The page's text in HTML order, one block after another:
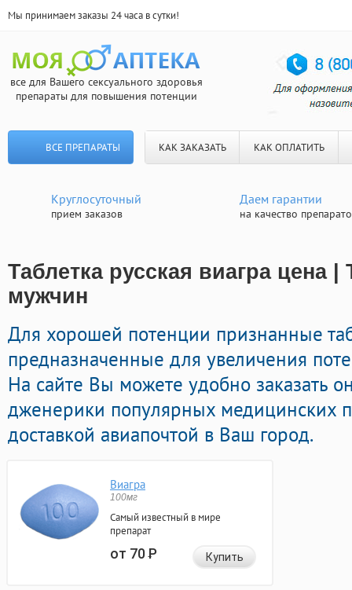
Мы принимаем заказы 24 часа в сутки!
все для Вашего сексуального здоровья
препараты для повышения потенции
ВСЕ ПРЕПАРАТЫ КАК ЗАКАЗАТЬ КАК ОПЛАТИТЬ
Круглосуточный
прием заказов
Даем гарантии
на качество
Таблетка русская виагра цена |
мужчин
Для хорошей потенции признанные
предназначенные для увеличения
На сайте Вы можете удобно заказать
дженерики популярных медицинских
доставкой авиапочтой в Ваш город.
Виагра
100мг
Самый известный в мире
препарат
от 70Р Купить